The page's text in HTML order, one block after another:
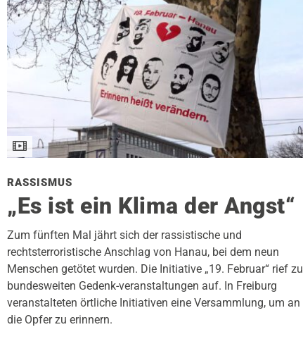
RASSISMUS
„Es ist ein Klima der Angst“
Zum fünften Mal jährt sich der rassistische und
rechtsterroristische Anschlag von Hanau, bei dem neun
Menschen getötet wurden. Die Initiative „19. Februar“ rief zu
bundesweiten Gedenk-veranstaltungen auf. In Freiburg
veranstalteten örtliche Initiativen eine Versammlung, um an
die Opfer zu erinnern.